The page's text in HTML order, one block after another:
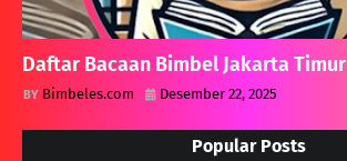
Daftar Bacaan Bimbel Jakarta Timur
Bimbeles.com Desember 22, 2025
Popular Posts